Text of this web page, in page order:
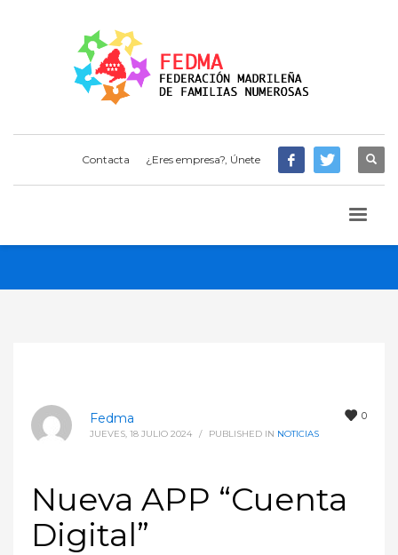
Contacta ¿Eres empresa?, Únete
0
Fedma
JUEVES, 18 JULIO 2024 / PUBLISHED IN NOTICIAS
Nueva APP “Cuenta
Digital”